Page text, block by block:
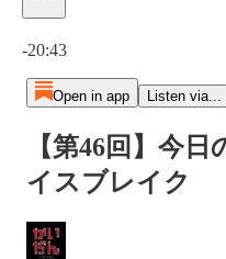
-20:43
Open in app Listen via...
【第46回】今
イスブレイク